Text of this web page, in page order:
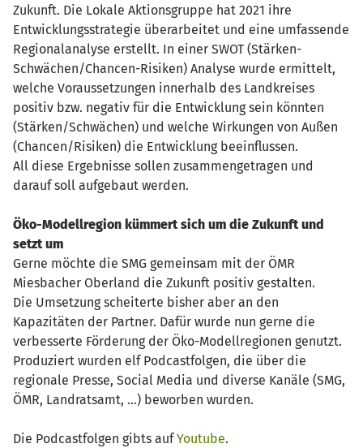
Zukunft. Die Lokale Aktionsgruppe hat 2021 ihre
Entwicklungsstrategie überarbeitet und eine umfassende
Regionalanalyse erstellt. In einer SWOT (Stärken-
Schwächen/Chancen-Risiken) Analyse wurde ermittelt,
welche Voraussetzungen innerhalb des Landkreises
positiv bzw. negativ für die Entwicklung sein könnten
(Stärken/Schwächen) und welche Wirkungen von Außen
(Chancen/Risiken) die Entwicklung beeinflussen.
All diese Ergebnisse sollen zusammengetragen und
darauf soll aufgebaut werden.
Öko-Modellregion kümmert sich um die Zukunft und
setzt um
Gerne möchte die SMG gemeinsam mit der ÖMR
Miesbacher Oberland die Zukunft positiv gestalten.
Die Umsetzung scheiterte bisher aber an den
Kapazitäten der Partner. Dafür wurde nun gerne die
verbesserte Förderung der Öko-Modellregionen genutzt.
Produziert wurden elf Podcastfolgen, die über die
regionale Presse, Social Media und diverse Kanäle (SMG,
ÖMR, Landratsamt, …) beworben wurden.
Die Podcastfolgen gibts aufYoutube.